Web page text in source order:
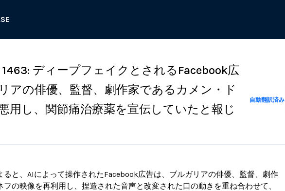
ディープフェイクとされるFacebook広
アの俳優、監督、劇作家であるカメン・ド
用し、関節痛治療薬を宣伝していたと報じ
自動翻訳済み
ると、AIによって操作されたFacebook広告は、ブルガリアの俳優、監督、劇作
の映像を再利用し、捏造された音声と改変された口の動きを重ね合わせて、